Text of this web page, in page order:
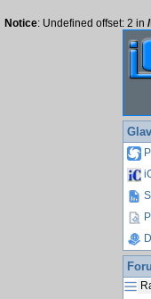
Notice: Undefined offset: 2 in